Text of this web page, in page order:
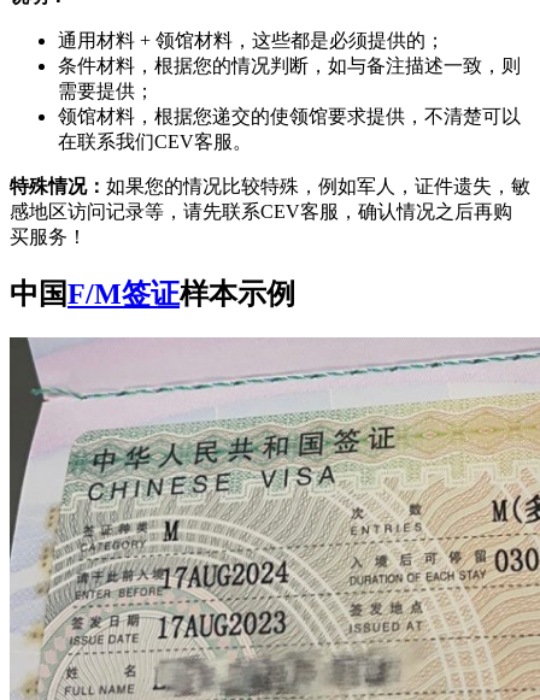
通用材料 + 领馆材料，这些都是必须提供的；
条件材料，根据您的情况判断，如与备注描述一致，则
需要提供；
领馆材料，根据您递交的使领馆要求提供，不清楚可以
在联系我们CEV客服。
特殊情况： 如果您的情况比较特殊，例如军人，证件遗失，敏
感地区访问记录等，请先联系CEV客服，确认情况之后再购
买服务！
中国F/M签证样本示例